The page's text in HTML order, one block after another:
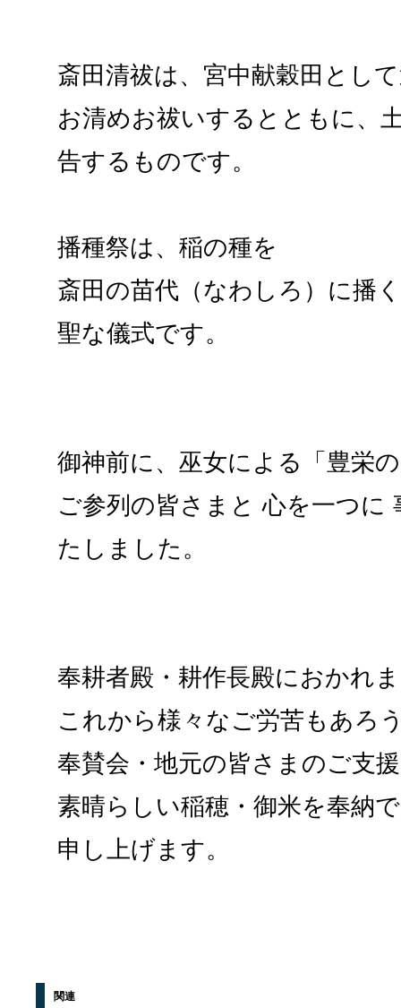
斎田清祓は、宮中献穀田とし
お清めお祓いするとともに、
告するものです。
播種祭は、稲の種を
斎田の苗代（なわしろ）に播
聖な儀式です。
御神前に、巫女による「豊栄
ご参列の皆さまと 心を一つに
たしました。
奉耕者殿・耕作長殿におかれ
これから様々なご労苦もあろ
奉賛会・地元の皆さまのご支
素晴らしい稲穂・御米を奉納
申し上げます。
関連